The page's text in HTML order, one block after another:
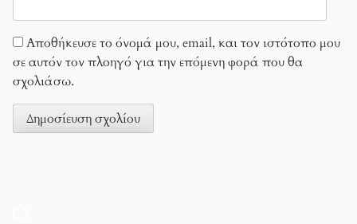
Αποθήκευσε το όνομά μου, email, και τον ιστότοπο μου
σε αυτόν τον πλοηγό για την επόμενη φορά που θα
σχολιάσω.